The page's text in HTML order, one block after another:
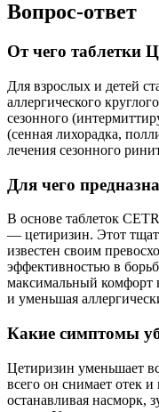
Вопрос-ответ
От чего таблетки
Для взрослых и детей
аллергического
сезонного
(сенная лихорадка,
лечения сезонного
Для чего
В основе таблеток
— цетиризин. Этот
известен своим
эффективностью в
максимальный комфорт
и уменьшая
Какие симптомы
Цетиризин уменьшает
всего он снимает отек и
останавливая насморк,